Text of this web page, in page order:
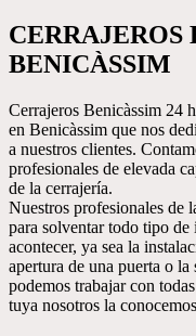
CERRAJEROS
BENICÀSSIM
Cerrajeros Benicàssim 24
en Benicàssim que nos
a nuestros clientes.
profesionales de elevada
de la cerrajería.
Nuestros profesionales de
para solventar todo tipo de
acontecer, ya sea la
apertura de una puerta o
podemos trabajar con
tuya nosotros la